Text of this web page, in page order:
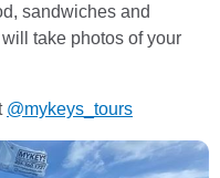
sandwiches and
take photos of your
@mykeys_tours